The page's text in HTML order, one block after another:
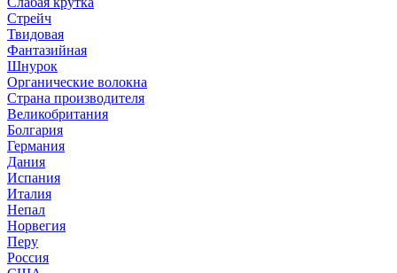
Стрейч
Твидовая
Фантазийная
Шнурок
Органические волокна
Страна производителя
Великобритания
Болгария
Германия
Дания
Испания
Италия
Непал
Норвегия
Перу
Россия